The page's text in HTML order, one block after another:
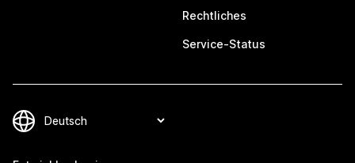
Rechtliches
Service-Status